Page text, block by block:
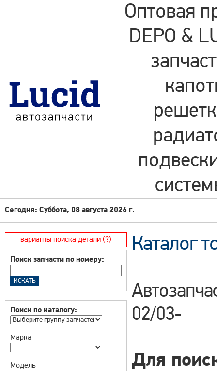
Оптовая
DEPO &
Сегодня: Суббота, 08 августа 2026 г.
варианты поиска детали (?)
Поиск запчасти по номеру:
Поиск по каталогу:
Марка
Модель
Каталог
02/03-
Для